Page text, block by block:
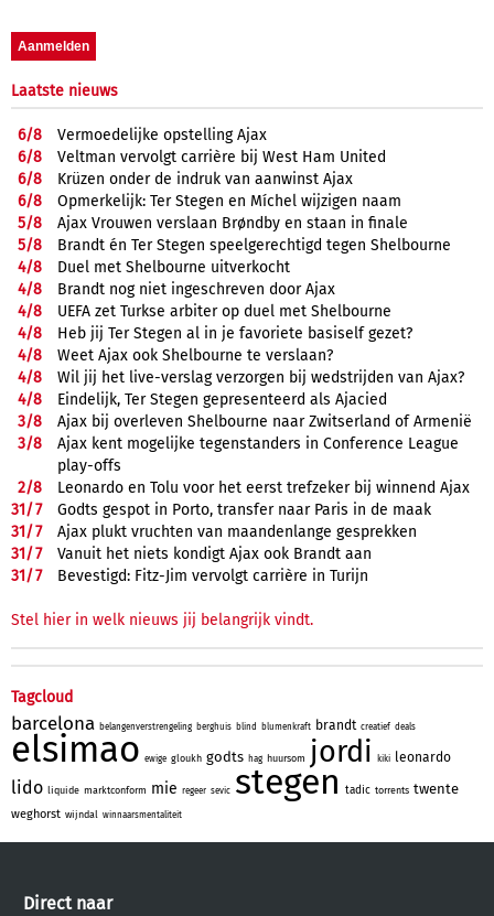
Laatste nieuws
6/8
Vermoedelijke opstelling Ajax
6/8
Veltman vervolgt carrière bij West Ham United
6/8
Krüzen onder de indruk van aanwinst Ajax
6/8
Opmerkelijk: Ter Stegen en Míchel wijzigen naam
5/8
Ajax Vrouwen verslaan Brøndby en staan in finale
5/8
Brandt én Ter Stegen speelgerechtigd tegen Shelbourne
4/8
Duel met Shelbourne uitverkocht
4/8
Brandt nog niet ingeschreven door Ajax
4/8
UEFA zet Turkse arbiter op duel met Shelbourne
4/8
Heb jij Ter Stegen al in je favoriete basiself gezet?
4/8
Weet Ajax ook Shelbourne te verslaan?
4/8
Wil jij het live-verslag verzorgen bij wedstrijden van Ajax?
4/8
Eindelijk, Ter Stegen gepresenteerd als Ajacied
3/8
Ajax bij overleven Shelbourne naar Zwitserland of Armenië
3/8
Ajax kent mogelijke tegenstanders in Conference League
play-offs
2/8
Leonardo en Tolu voor het eerst trefzeker bij winnend Ajax
31/7
Godts gespot in Porto, transfer naar Paris in de maak
31/7
Ajax plukt vruchten van maandenlange gesprekken
31/7
Vanuit het niets kondigt Ajax ook Brandt aan
31/7 Bevestigd: Fitz-Jim vervolgt carrière in Turijn
Stel hier in welk nieuws jij belangrijk vindt.
Tagcloud
barcelona belangenverstrengeling berghuis blind blumenkraft brandt creatief deals
elsimao ewige gloukh godts hag huursom jordi kiki leonardo
lido liquide marktconform mie regeer sevic stegen tadic torrents twente
weghorst wijndal winnaarsmentaliteit
Direct naar